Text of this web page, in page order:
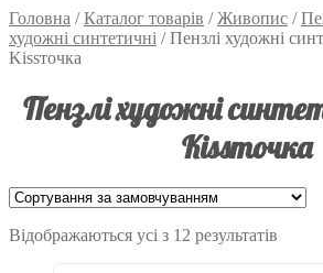
Головна /Каталог товарів /Живопис /
художні синтетичні /Пензлі художні
Kissточка
Пензлі художні
Kissточка
Відображаються усі з 12 результатів